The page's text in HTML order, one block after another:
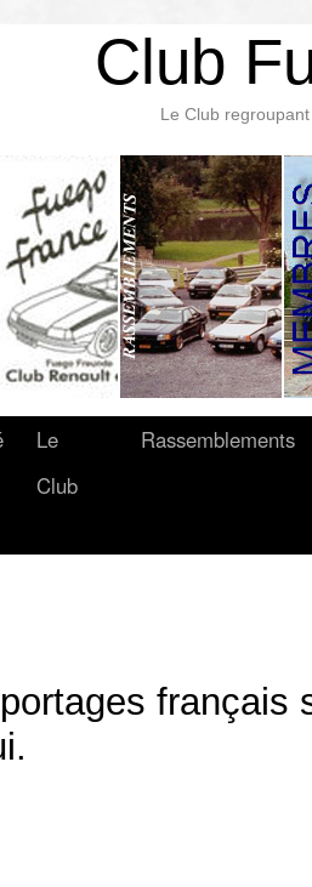
Club
Le Club
Le
Club
Rassemblements
français